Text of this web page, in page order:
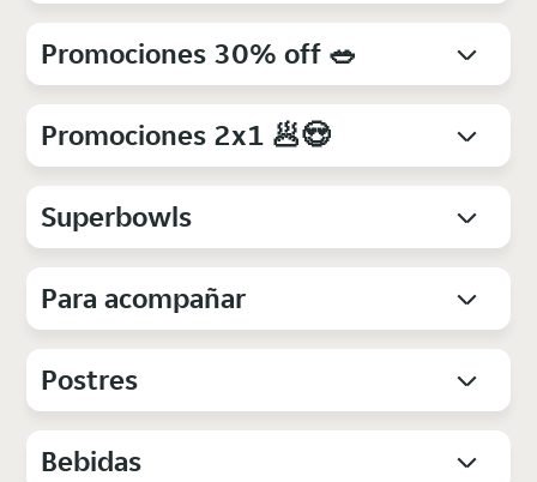
Promociones 30% off 🥗
Promociones 2x1 🥟😍
Superbowls
Para acompañar
Postres
Bebidas